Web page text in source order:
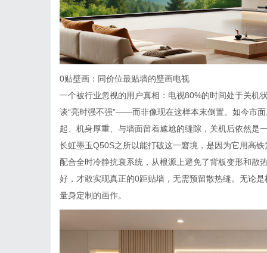
0贴壁画：同价位最贴墙的壁画电视
一个被行业忽视的用户真相：电视80%的时间处于关机
谈“亮时强不强”——而非像现在这样本末倒置。如今市
起、机身厚重、与墙面留着尴尬的缝隙，关机后依然是
长虹墨玉Q50S之所以能打破这一窘境，是因为它用高
配合全时冷静抗衰系统，从根源上避免了背板变形和
好，才敢实现真正的0距贴墙，无需预留散热缝。无论
量身定制的画作。